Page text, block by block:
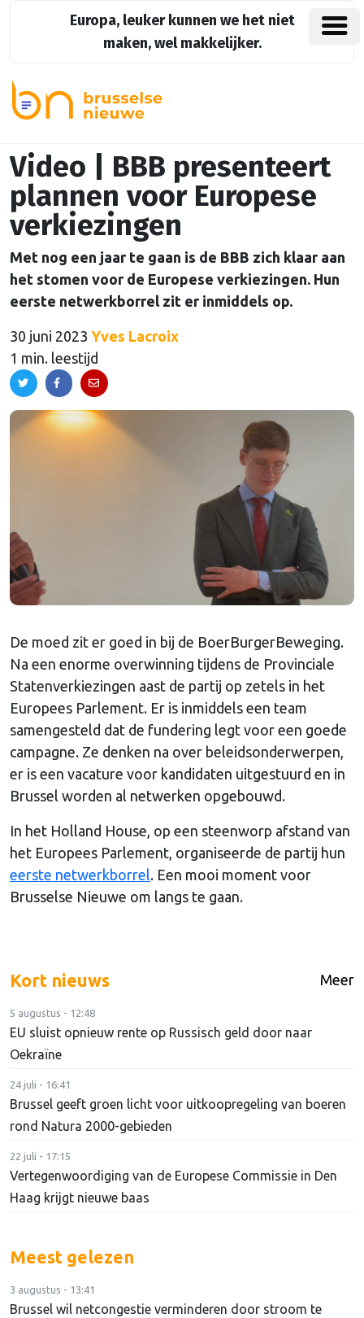
Europa, leuker kunnen we het niet
maken, wel makkelijker.
Video | BBB presenteert
plannen voor Europese
verkiezingen
Met nog een jaar te gaan is de BBB zich klaar aan
het stomen voor de Europese verkiezingen. Hun
eerste netwerkborrel zit er inmiddels op.
30 juni 2023 Yves Lacroix
1 min. leestijd
De moed zit er goed in bij de BoerBurgerBeweging.
Na een enorme overwinning tijdens de Provinciale
Statenverkiezingen aast de partij op zetels in het
Europees Parlement. Er is inmiddels een team
samengesteld dat de fundering legt voor een goede
campagne. Ze denken na over beleidsonderwerpen,
er is een vacature voor kandidaten uitgestuurd en in
Brussel worden al netwerken opgebouwd.
In het Holland House, op een steenworp afstand van
het Europees Parlement, organiseerde de partij hun
eerste netwerkborrel. Een mooi moment voor
Brusselse Nieuwe om langs te gaan.
Kort nieuws Meer
5 augustus - 12:48
EU sluist opnieuw rente op Russisch geld door naar
Oekraïne
24 juli - 16:41
Brussel geeft groen licht voor uitkoopregeling van boeren
rond Natura 2000-gebieden
22 juli - 17:15
Vertegenwoordiging van de Europese Commissie in Den
Haag krijgt nieuwe baas
Meest gelezen
3 augustus - 13:41
Brussel wil netcongestie verminderen door stroom te